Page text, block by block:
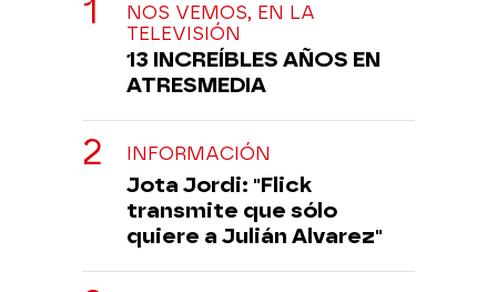
NOS VEMOS, EN LA
TELEVISIÓN
13 INCREÍBLES AÑOS EN
ATRESMEDIA
INFORMACIÓN
Jota Jordi: "Flick
transmite que sólo
quiere a Julián Alvarez"